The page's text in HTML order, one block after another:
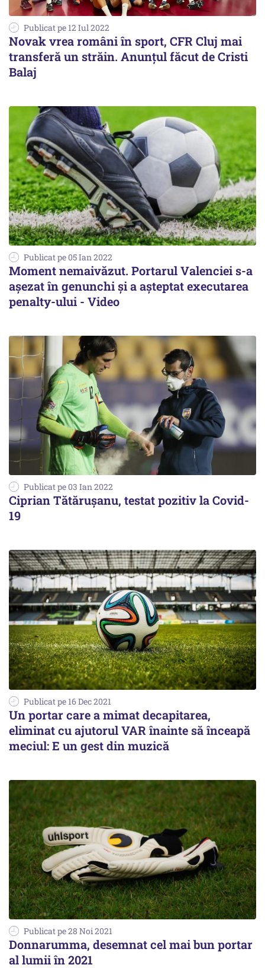
Publicat pe 12 Iul 2022
Novak vrea români în sport, CFR Cluj mai
transferă un străin. Anunţul făcut de Cristi
Balaj
Publicat pe 05 Ian 2022
Moment nemaivăzut. Portarul Valenciei s-a
așezat în genunchi și a așteptat executarea
penalty-ului - Video
Publicat pe 03 Ian 2022
Ciprian Tătăruşanu, testat pozitiv la Covid-
19
Publicat pe 16 Dec 2021
Un portar care a mimat decapitarea,
eliminat cu ajutorul VAR înainte să înceapă
meciul: E un gest din muzică
Publicat pe 28 Noi 2021
Donnarumma, desemnat cel mai bun portar
al lumii în 2021